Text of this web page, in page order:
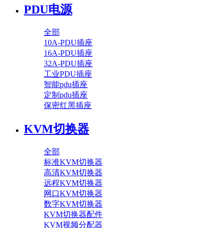
PDU电源
全部
10A-PDU插座
16A-PDU插座
32A-PDU插座
工业PDU插座
智能pdu插座
定制pdu插座
保密红黑插座
KVM切换器
全部
标准KVM切换器
高清KVM切换器
远程KVM切换器
网口KVM切换器
数字KVM切换器
KVM切换器配件
KVM视频分配器